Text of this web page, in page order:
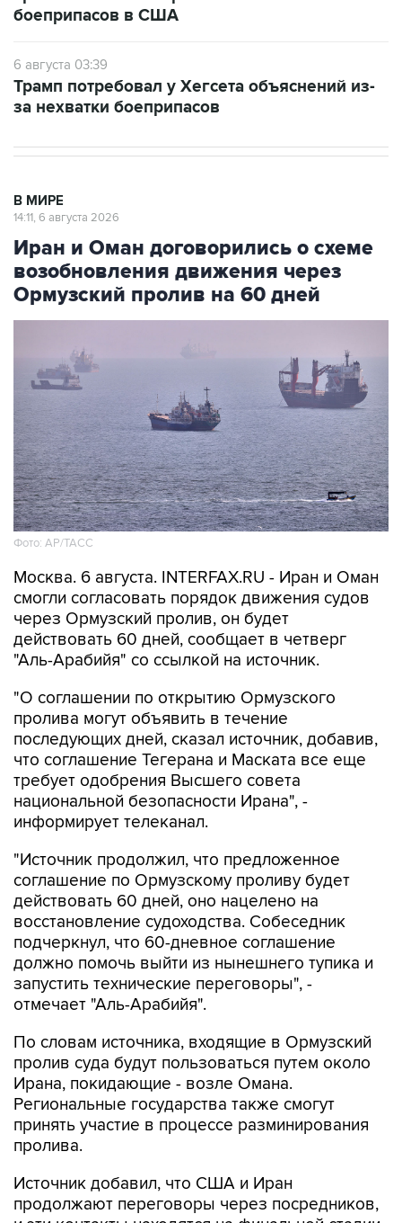
боеприпасов в США
6 августа 03:39
Трамп потребовал у Хегсета объяснений из-
за нехватки боеприпасов
В МИРЕ
14:11, 6 августа 2026
Иран и Оман договорились о схеме
возобновления движения через
Ормузский пролив на 60 дней
Фото: AP/ТАСС
Москва. 6 августа. INTERFAX.RU - Иран и Оман
смогли согласовать порядок движения судов
через Ормузский пролив, он будет
действовать 60 дней, сообщает в четверг
"Аль-Арабийя" со ссылкой на источник.
"О соглашении по открытию Ормузского
пролива могут объявить в течение
последующих дней, сказал источник, добавив,
что соглашение Тегерана и Маската все еще
требует одобрения Высшего совета
национальной безопасности Ирана", -
информирует телеканал.
"Источник продолжил, что предложенное
соглашение по Ормузскому проливу будет
действовать 60 дней, оно нацелено на
восстановление судоходства. Собеседник
подчеркнул, что 60-дневное соглашение
должно помочь выйти из нынешнего тупика и
запустить технические переговоры", -
отмечает "Аль-Арабийя".
По словам источника, входящие в Ормузский
пролив суда будут пользоваться путем около
Ирана, покидающие - возле Омана.
Региональные государства также смогут
принять участие в процессе разминирования
пролива.
Источник добавил, что США и Иран
продолжают переговоры через посредников,